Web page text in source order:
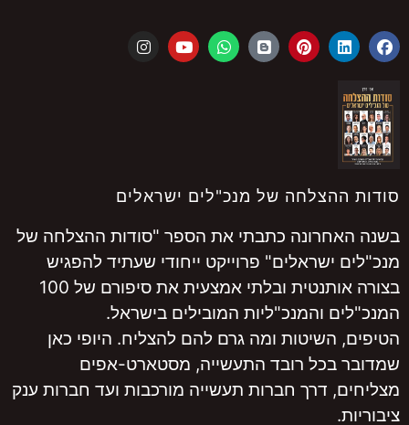
סודות ההצלחה של מנכ"לים ישראלים
בשנה האחרונה כתבתי את הספר "סודות ההצלחה של
מנכ"לים ישראלים" פרוייקט ייחודי שעתיד להפגיש
בצורה אותנטית ובלתי אמצעית את סיפורם של 100
המנכ"לים והמנכ"ליות המובילים בישראל.
הטיפים, השיטות ומה גרם להם להצליח. היופי כאן
שמדובר בכל רובד התעשייה, מסטארט-אפים
מצליחים, דרך חברות תעשייה מורכבות ועד חברות ענק
ציבוריות.